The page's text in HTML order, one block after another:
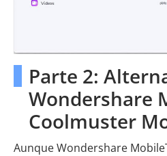
Parte 2:
Wondershare
Coolmuster
Aunque Wondershare